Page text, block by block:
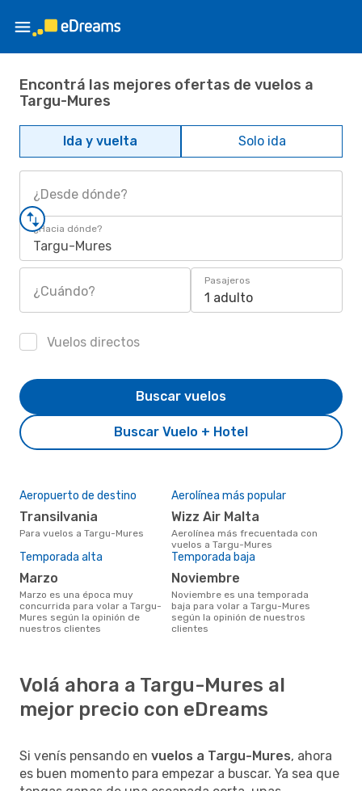
Encontrá las mejores ofertas de vuelos a
Targu-Mures
Ida y vuelta Solo ida
¿Desde dónde?
¿Hacia dónde?
Targu-Mures
¿Cuándo?
Pasajeros
1 adulto
Vuelos directos
Buscar Vuelo + Hotel
Buscar vuelos
Aeropuerto de destino
Transilvania
Para vuelos a Targu-Mures
Aerolínea más popular
Wizz Air Malta
Aerolínea más frecuentada con
vuelos a Targu-Mures
Temporada alta
marzo
marzo es una época muy
concurrida para volar a Targu-
Mures según la opinión de
nuestros clientes
Temporada baja
noviembre
noviembre es una temporada
baja para volar a Targu-Mures
según la opinión de nuestros
clientes
Volá ahora a Targu-Mures al
mejor precio con eDreams
Si venís pensando en vuelos a Targu-Mures, ahora
es buen momento para empezar a buscar. Ya sea que